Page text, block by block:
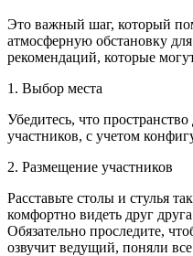
Это важный шаг, который
атмосферную обстановку
рекомендаций, которые
1. Выбор места
Убедитесь, что
участников, с учетом
2. Размещение участников
Расставьте столы и стулья
комфортно видеть друг
Обязательно проследите,
озвучит ведущий, поняли